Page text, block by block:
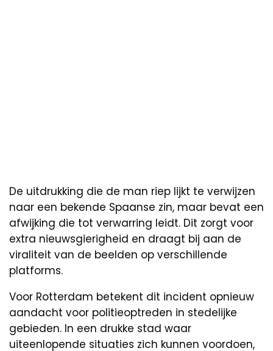
De uitdrukking die de man riep lijkt te verwijzen
naar een bekende Spaanse zin, maar bevat een
afwijking die tot verwarring leidt. Dit zorgt voor
extra nieuwsgierigheid en draagt bij aan de
viraliteit van de beelden op verschillende
platforms.
Voor Rotterdam betekent dit incident opnieuw
aandacht voor politieoptreden in stedelijke
gebieden. In een drukke stad waar
uiteenlopende situaties zich kunnen voordoen,